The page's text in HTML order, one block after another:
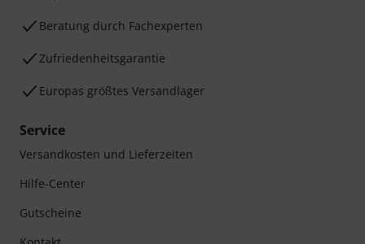
Beratung durch Fachexperten
Zufriedenheitsgarantie
Europas größtes Versandlager
Service
Versandkosten und Lieferzeiten
Hilfe-Center
Gutscheine